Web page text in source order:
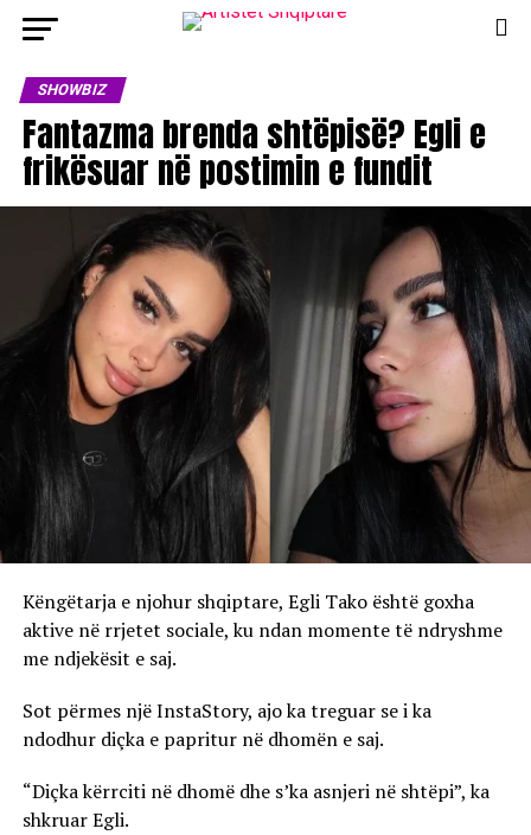
SHOWBIZ
Fantazma brenda shtëpisë? Egli e
frikësuar në postimin e fundit
Këngëtarja e njohur shqiptare, Egli Tako është goxha
aktive në rrjetet sociale, ku ndan momente të ndryshme
me ndjekësit e saj.
Sot përmes një InstaStory, ajo ka treguar se i ka
ndodhur diçka e papritur në dhomën e saj.
“Diçka kërrciti në dhomë dhe s’ka asnjeri në shtëpi”, ka
shkruar Egli.